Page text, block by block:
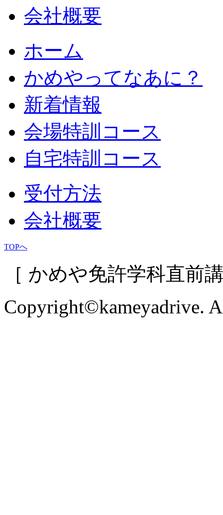
会社概要
ホーム
かめやってなあに？
新着情報
会場特訓コース
自宅特訓コース
受付方法
会社概要
TOPへ
［ かめや免許学科直前
Copyright©kameyadrive.